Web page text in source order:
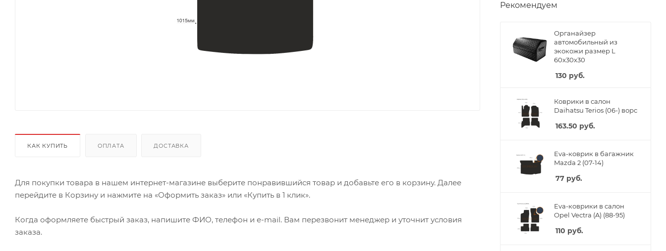
КАК КУПИТЬ ОПЛАТА ДОСТАВКА
Для покупки товара в нашем интернет-магазине выберите понравившийся товар и добавьте его в корзину. Далее
перейдите в Корзину и нажмите на «Оформить заказ» или «Купить в 1 клик».
Когда оформляете быстрый заказ, напишите ФИО, телефон и e-mail. Вам перезвонит менеджер и уточнит условия
заказа.
Рекомендуем
Органайзер
автомобильный из
экокожи размер L
60x30x30
130 руб.
Коврики в салон
Daihatsu Terios (06-) ворс
163.50 руб.
Eva-коврик в багажник
Mazda 2 (07-14)
77 руб.
Eva-коврики в салон
Opel Vectra (A) (88-95)
110 руб.